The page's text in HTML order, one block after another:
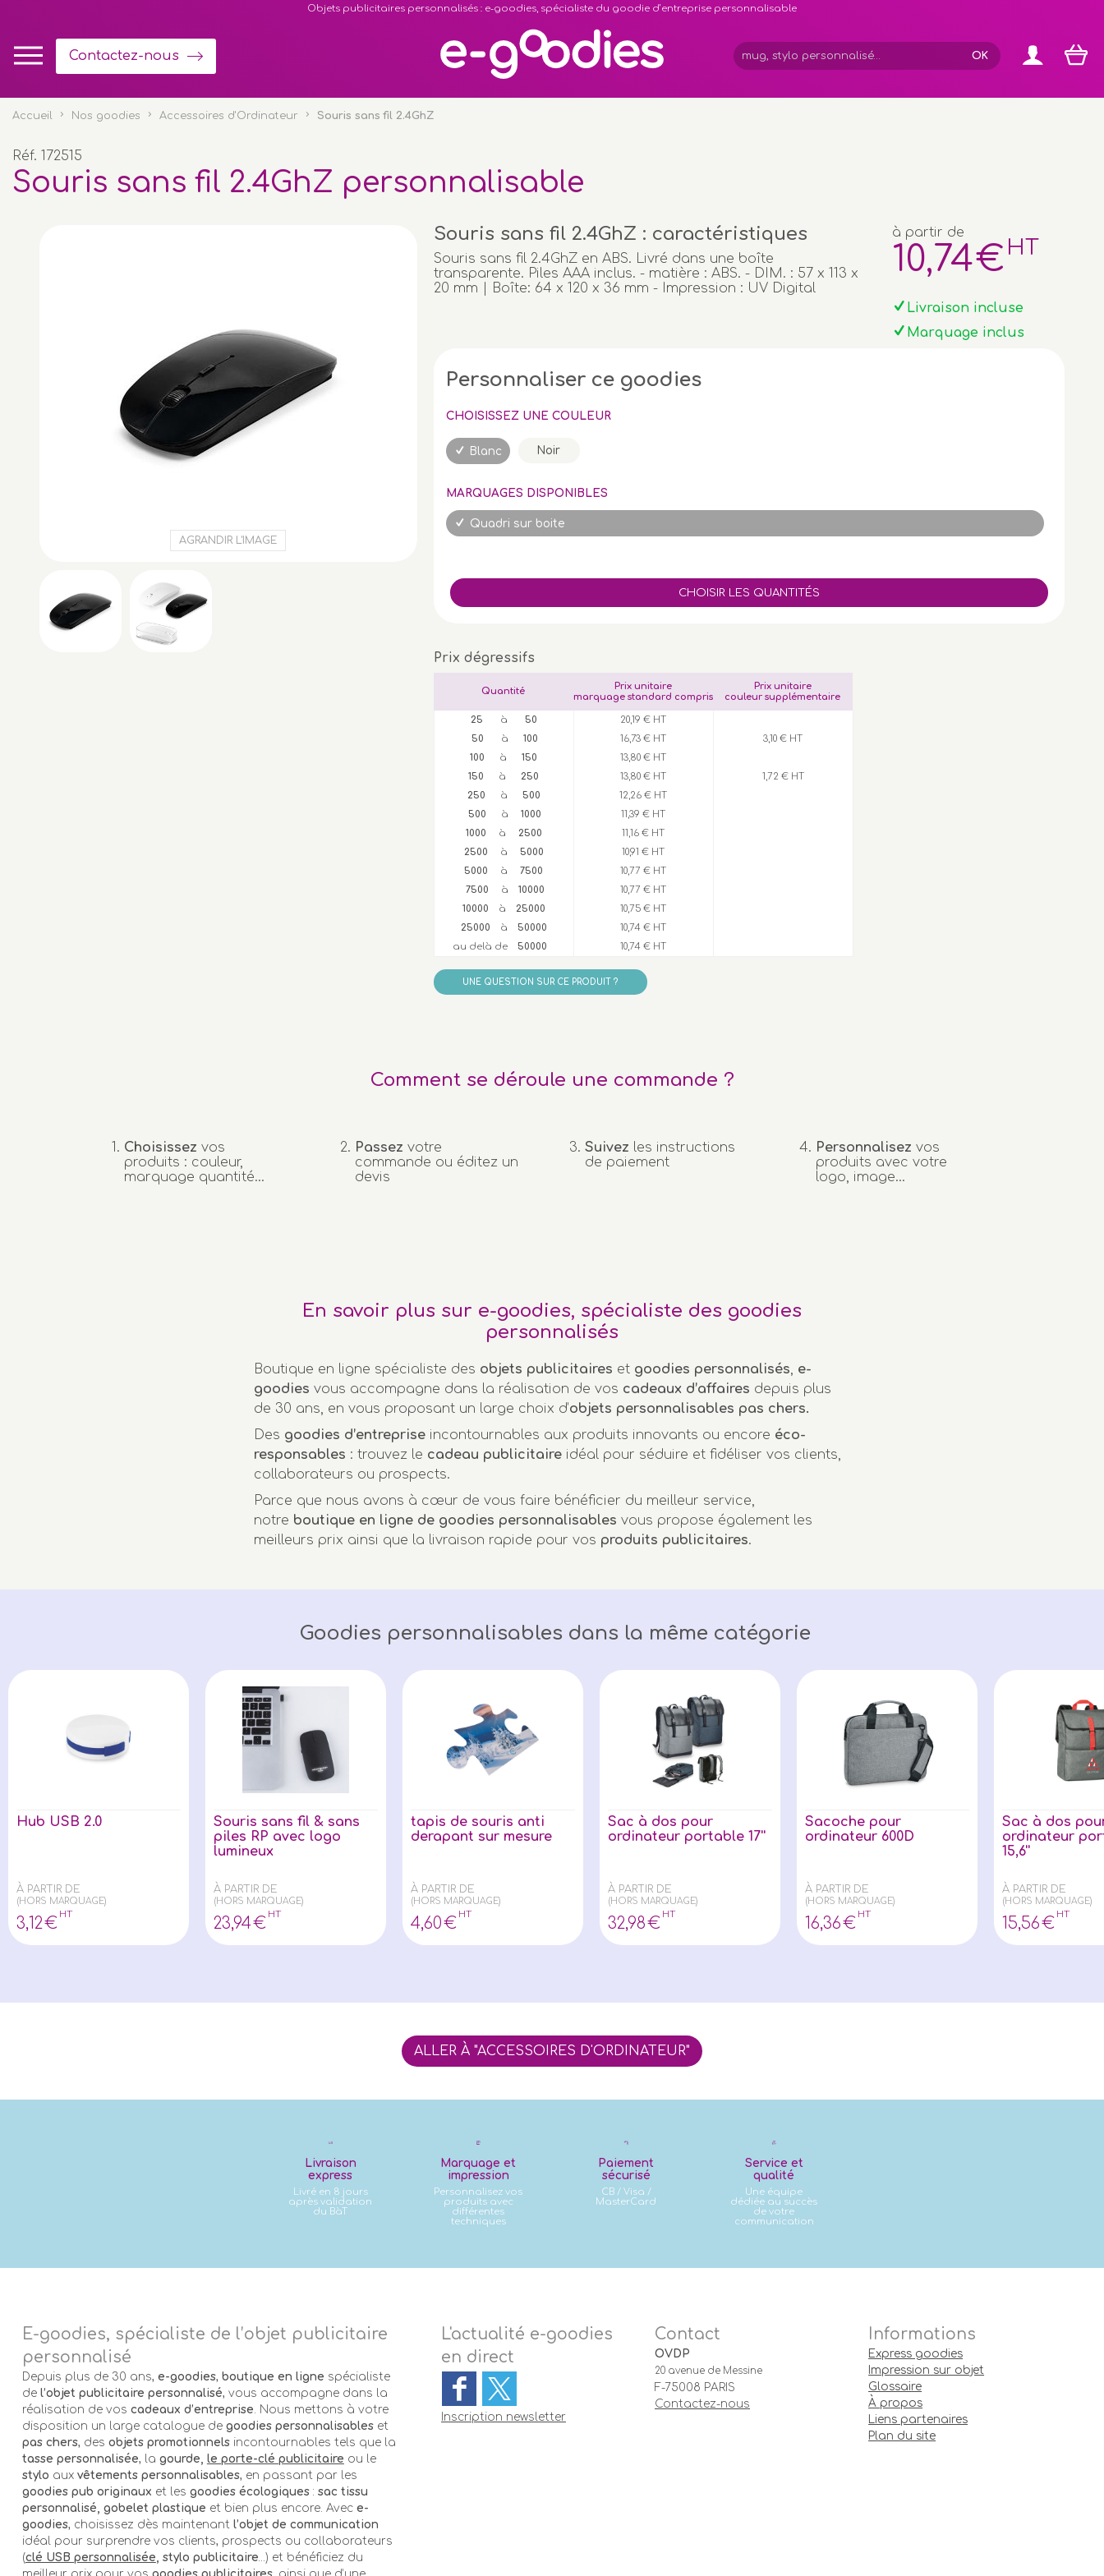
Objets publicitaires personnalisés : e-goodies, spécialiste du goodie d’entreprise personnalisable
Contactez-nous
Accueil Nos goodies Accessoires d'Ordinateur Souris sans fil 2.4GhZ
Réf. 172515
Souris sans fil 2.4GhZ personnalisable
AGRANDIR L'IMAGE
Souris sans fil 2.4GhZ : caractéristiques
Souris sans fil 2.4GhZ en ABS. Livré dans une boîte
transparente. Piles AAA inclus. - matière : ABS. - DIM. : 57 x 113 x
20 mm | Boîte: 64 x 120 x 36 mm - Impression : UV Digital
à partir de
10,74€ HT
Livraison incluse
Marquage inclus
Personnaliser ce goodies
CHOISISSEZ UNE COULEUR
Blanc Noir
MARQUAGES DISPONIBLES
Quadri sur boite
Prix dégressifs
Quantité
Prix unitaire
marquage standard compris
Prix unitaire
couleur supplémentaire
25 à 50
20,19 € HT
50 à100 16,73 € HT
3,10 € HT
100 à150
13,80 € HT
150 à 250 13,80 € HT
1,72 € HT
250 à 500
12,26 € HT
500 à1000
11,39 € HT
1000 à 2500
11,16 € HT
2500 à 5000
10,91 € HT
5000 à 7500
10,77 € HT
7500 à 10000
10,77 € HT
10000 à 25000
10,75 € HT
25000 à 50000
10,74 € HT
au delà de50000 10,74 € HT
UNE QUESTION SUR CE PRODUIT ?
Comment se déroule une commande ?
Choisissez vos
produits : couleur,
marquage quantité…
Passez votre
commande ou éditez un
devis
Suivez les instructions
de paiement
Personnalisez vos
produits avec votre
logo, image...
En savoir plus sur e-goodies, spécialiste des goodies
personnalisés
Boutique en ligne spécialiste des objets publicitaires et goodies personnalisés, e-
goodies vous accompagne dans la réalisation de vos cadeaux d’affaires depuis plus
de 30 ans, en vous proposant un large choix d’objets personnalisables pas chers.
Des goodies d’entreprise incontournables aux produits innovants ou encore éco-
responsables : trouvez le cadeau publicitaire idéal pour séduire et fidéliser vos clients,
collaborateurs ou prospects.
Parce que nous avons à cœur de vous faire bénéficier du meilleur service,
notre boutique en ligne de goodies personnalisables vous propose également les
meilleurs prix ainsi que la livraison rapide pour vos produits publicitaires.
Goodies personnalisables dans la même catégorie
Hub USB 2.0
À PARTIR DE
(HORS MARQUAGE)
3,12€
HT
Souris sans fil & sans
piles RP avec logo
lumineux
À PARTIR DE
(HORS MARQUAGE)
23,94€
HT
tapis de souris anti
derapant sur mesure
À PARTIR DE
(HORS MARQUAGE)
4,60€
HT
Sac à dos pour
ordinateur portable 17''
À PARTIR DE
(HORS MARQUAGE)
32,98€
HT
Sacoche pour
ordinateur 600D
À PARTIR DE
(HORS MARQUAGE)
16,36€
HT
Sac à dos
ordinateur
15,6''
À PARTIR DE
(HORS MARQUAGE)
15,56€
HT
ALLER À "ACCESSOIRES D'ORDINATEUR"
Livraison
express
Livré en 8 jours
après validation
du BàT
Marquage et
impression
Personnalisez vos
produits avec
différentes
techniques
Paiement
sécurisé
CB / Visa /
MasterCard
Service et
qualité
Une équipe
dédiée au succès
de votre
communication
E-goodies, spécialiste de l’objet publicitaire
personnalisé
Depuis plus de 30 ans, e-goodies, boutique en ligne spécialiste
de l’objet publicitaire personnalisé, vous accompagne dans la
réalisation de vos cadeaux d’entreprise . Nous mettons à votre
disposition un large catalogue de goodies personnalisableset
pas chers, des objets promotionnelsincontournables tels que la
tasse personnalisée, la gourde, le porte-clé publicitaire ou le
stylo aux vêtements personnalisables, en passant par les
goodies pub originaux et les goodies écologiques: sac tissu
personnalisé, gobelet plastique et bien plus encore. Avec e-
goodies, choisissez dès maintenant l’objet de communication
idéal pour surprendre vos clients, prospects ou collaborateurs
(clé USB personnalisée , stylo publicitaire …) et bénéficiez du
L'actualité e-goodies
en direct
Inscription newsletter
Contact
OVDP
20 avenue de Messine
F-75008 PARIS
Contactez-nous
Informations
Express goodies
Impression sur objet
Glossaire
À propos
Liens partenaires
Plan du site